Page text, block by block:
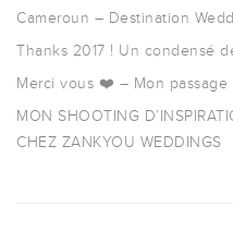
Cameroun – Destination
Thanks 2017 ! Un condensé
Merci vous ❤️ – Mon passage
MON SHOOTING
CHEZ ZANKYOU WEDDINGS